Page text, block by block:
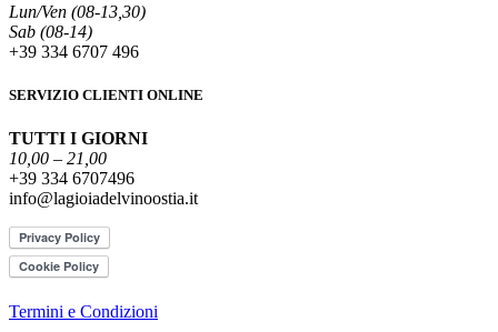
Lun/Ven (08-13,30)
Sab (08-14)
+39 334 6707 496
SERVIZIO CLIENTI ONLINE
TUTTI I GIORNI
10,00 – 21,00
+39 334 6707496
info@lagioiadelvinoostia.it
Termini e Condizioni